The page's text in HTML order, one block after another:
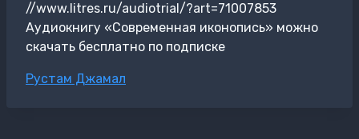
//www.litres.ru/audiotrial/?art=71007853
Аудиокнигу «Современная иконопись» можно
скачать бесплатно по подписке
Метки
Рустам Джамал